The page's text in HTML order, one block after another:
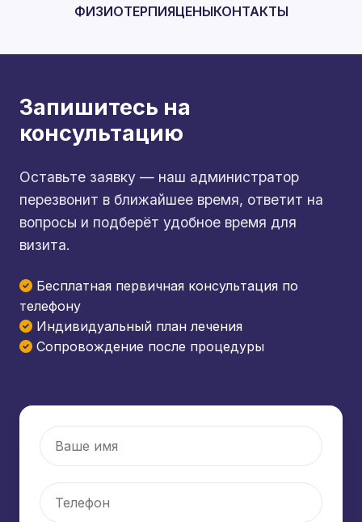
ФИЗИОТЕРПИЯЦЕНЫКОНТАКТЫ
Запишитесь на
консультацию
Оставьте заявку — наш администратор
перезвонит в ближайшее время, ответит на
вопросы и подберёт удобное время для
визита.
Бесплатная первичная консультация по
телефону
Индивидуальный план лечения
Сопровождение после процедуры